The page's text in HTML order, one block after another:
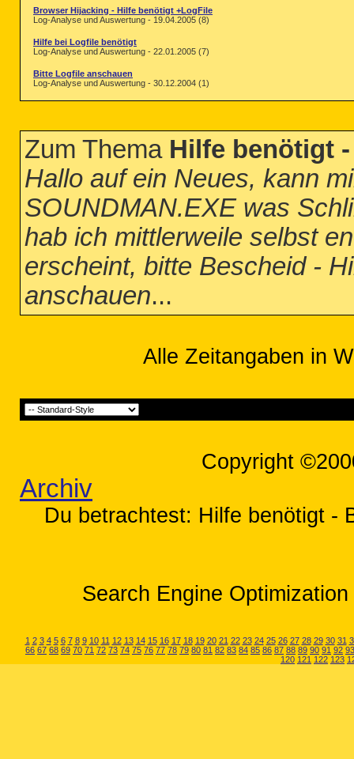
Browser Hijacking - Hilfe benötigt +LogFile
Log-Analyse und Auswertung - 19.04.2005 (8)
Hilfe bei Logfile benötigt
Log-Analyse und Auswertung - 22.01.2005 (7)
Bitte Logfile anschauen
Log-Analyse und Auswertung - 30.12.2004 (1)
Zum Thema Hilfe benötigt
Hallo auf ein Neues, kann
SOUNDMAN.EXE was
hab ich mittlerweile selbst
erscheint, bitte Bescheid -
anschauen...
Alle Zeitangaben in
Copyright
Archiv
Du betrachtest: Hilfe benötigt -
Search Engine
1 2 3 4 5 6 7 8 9 10 11 12 13 14 15 16 17 18 19 20 21 22 23 24 25 26 27 28 29 30 31
66 67 68 69 70 71 72 73 74 75 76 77 78 79 80 81 82 83 84 85 86 87 88 89 90 91 92 93
120 121 122 123